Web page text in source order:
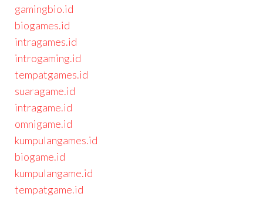
gamingbio.id
biogames.id
intragames.id
introgaming.id
tempatgames.id
suaragame.id
intragame.id
omnigame.id
kumpulangames.id
biogame.id
kumpulangame.id
tempatgame.id